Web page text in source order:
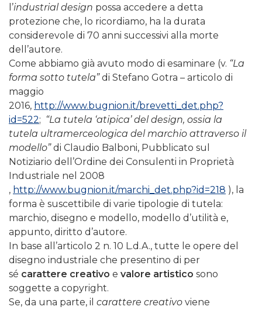
l’industrial design possa accedere a detta
protezione che, lo ricordiamo, ha la durata
considerevole di 70 anni successivi alla morte
dell’autore.
Come abbiamo già avuto modo di esaminare (v. “La
forma sotto tutela”di Stefano Gotra – articolo di
maggio
2016, http://www.bugnion.it/brevetti_det.php?
id=522; “La tutela ‘atipica’ del design, ossia la
tutela ultramerceologica del marchio attraverso il
modello”di Claudio Balboni, Pubblicato sul
Notiziario dell’Ordine dei Consulenti in Proprietà
Industriale nel 2008
, http://www.bugnion.it/marchi_det.php?id=218 ), la
forma è suscettibile di varie tipologie di tutela:
marchio, disegno e modello, modello d’utilità e,
appunto, diritto d’autore.
In base all’articolo 2 n. 10 L.d.A., tutte le opere del
disegno industriale che presentino di per
sé carattere creativo e valore artistico sono
soggette a copyright.
Se, da una parte, il carattere creativo viene